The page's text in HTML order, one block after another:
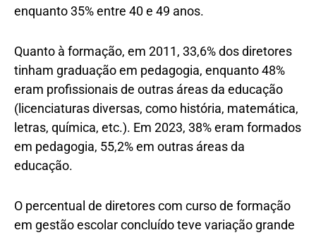
enquanto 35% entre 40 e 49 anos.
Quanto à formação, em 2011, 33,6% dos diretores
tinham graduação em pedagogia, enquanto 48%
eram profissionais de outras áreas da educação
(licenciaturas diversas, como história, matemática,
letras, química, etc.). Em 2023, 38% eram formados
em pedagogia, 55,2% em outras áreas da
educação.
O percentual de diretores com curso de formação
em gestão escolar concluído teve variação grande